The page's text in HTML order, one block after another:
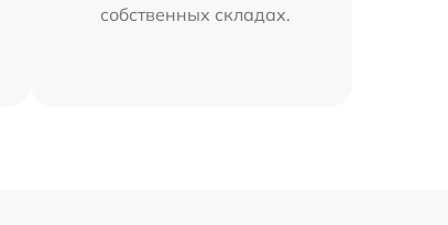
собственных складах.